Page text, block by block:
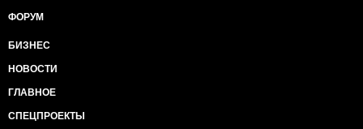
ФОРУМ
БИЗНЕС
НОВОСТИ
ГЛАВНОЕ
СПЕЦПРОЕКТЫ